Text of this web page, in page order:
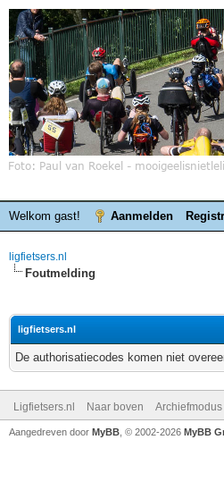
Welkom gast! Aanmelden
ligfietsers.nl
Foutmelding
ligfietsers.nl
De authorisatiecodes komen niet
Ligfietsers.nl Naar boven Archiefmodus
Aangedreven door MyBB , © 2002-2026 MyBB